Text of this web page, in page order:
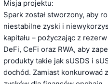
Misja projektu:
Spark został stworzony, aby
niestabilne zyski i
kapitału – pożyczając z
DeFi, CeFi oraz RWA, aby
produkty takie jak sUSDS i
dochód. Zamiast konkurować